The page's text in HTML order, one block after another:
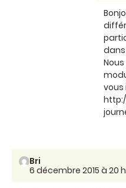
vous
Bri
6 décembre 2015 à 20